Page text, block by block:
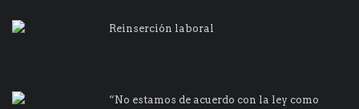
Reinserción laboral
“No estamos de acuerdo con la ley como